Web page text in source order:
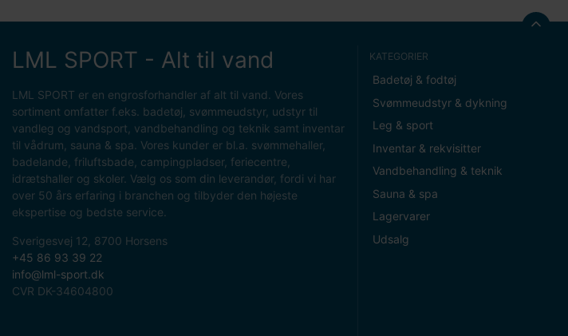
LML SPORT - Alt til vand
LML SPORT er en engrosforhandler af alt til vand. Vores
sortiment omfatter f.eks. badetøj, svømmeudstyr, udstyr til
vandleg og vandsport, vandbehandling og teknik samt inventar
til vådrum, sauna & spa. Vores kunder er bl.a. svømmehaller,
badelande, friluftsbade, campingpladser, feriecentre,
idrætshaller og skoler. Vælg os som din leverandør, fordi vi har
over 50 års erfaring i branchen og tilbyder den højeste
ekspertise og bedste service.
Sverigesvej 12, 8700 Horsens
+45 86 93 39 22
info@lml-sport.dk
CVR DK-34604800
KATEGORIER
Badetøj & fodtøj
Svømmeudstyr & dykning
Leg & sport
Inventar & rekvisitter
Vandbehandling & teknik
Sauna & spa
Lagervarer
Udsalg